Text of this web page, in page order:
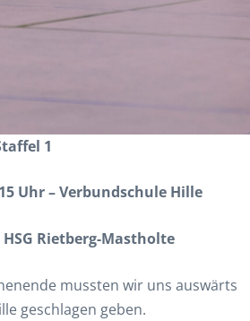
1
Uhr – Verbundschule Hille
Rietberg-Mastholte
mussten wir uns auswärts
geschlagen geben.